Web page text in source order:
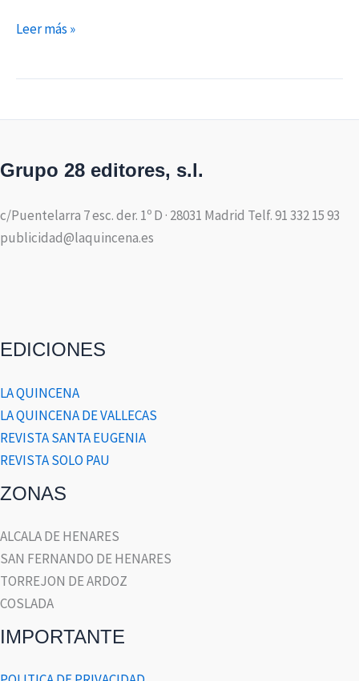
Leer más »
Grupo 28 editores, s.l.
c/Puentelarra 7 esc. der. 1º D · 28031 Madrid Telf. 91 332 15 93
publicidad@laquincena.es
EDICIONES
LA QUINCENA
LA QUINCENA DE VALLECAS
REVISTA SANTA EUGENIA
REVISTA SOLO PAU
ZONAS
ALCALA DE HENARES
SAN FERNANDO DE HENARES
TORREJON DE ARDOZ
COSLADA
IMPORTANTE